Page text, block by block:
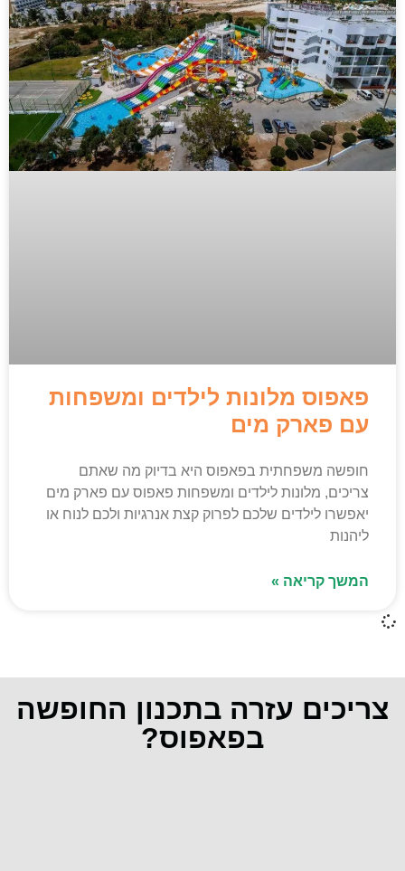
פאפוס מלונות לילדים ומשפחות
עם פארק מים
חופשה משפחתית בפאפוס היא בדיוק מה שאתם
צריכים, מלונות לילדים ומשפחות פאפוס עם פארק מים
יאפשרו לילדים שלכם לפרוק קצת אנרגיות ולכם לנוח או
ליהנות
המשך קריאה »
צריכים עזרה בתכנון החופשה
בפאפוס?